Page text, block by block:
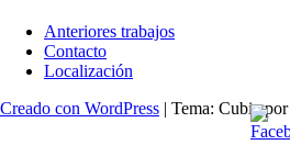
entradas
Anteriores trabajos
Contacto
Localización
Creado con WordPress | Tema: Cubic por